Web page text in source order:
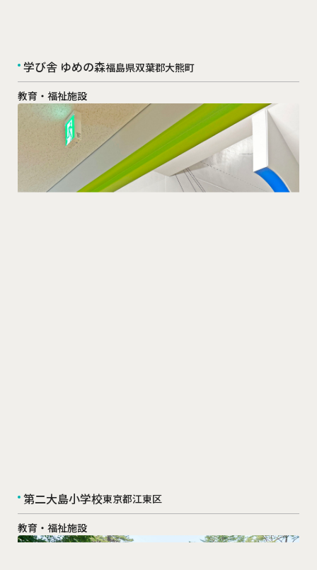
学び舎 ゆめの森福島県双葉郡大熊町
教育・福祉施設
第二大島小学校東京都江東区
教育・福祉施設